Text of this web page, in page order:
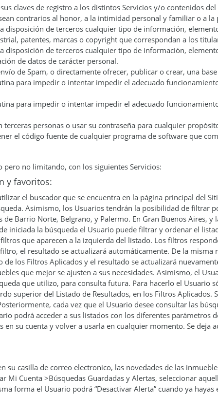
claves de registro a los distintos Servicios y/o contenidos del
contrarios al honor, a la intimidad personal y familiar o a la
de terceros cualquier tipo de información,
patentes, marcas o copyright que correspondan a los
de terceros cualquier tipo de información,
de datos de carácter personal.
de Spam, o directamente ofrecer, publicar o crear, una
para impedir o intentar impedir el adecuado
para impedir o intentar impedir el adecuado
personas o usar su contraseña para cualquier
el código fuente de cualquier programa de software que
pero no limitando, con los siguientes Servicios:
y favoritos:
el buscador que se encuentra en la página principal del
Asimismo, los Usuarios tendrán la posibilidad de filtrar
Barrio Norte, Belgrano, y Palermo. En Gran Buenos Aires,
iniciada la búsqueda el Usuario puede filtrar y ordenar el
que aparecen a la izquierda del listado. Los filtros
el resultado se actualizará automáticamente. De la misma
los Filtros Aplicados y el resultado se actualizará
que mejor se ajusten a sus necesidades. Asimismo, el
que utilizo, para consulta futura. Para hacerlo el Usuario
superior del Listado de Resultados, en los Filtros Aplicados.
cada vez que el Usuario desee consultar las
podrá acceder a sus listados con los diferentes parámetros
en su cuenta y volver a usarla en cualquier momento. Se deja
su casilla de correo electronico, las novedades de las
Mi Cuenta >Búsquedas Guardadas y Alertas, seleccionar
forma el Usuario podrá “Desactivar Alerta” cuando ya